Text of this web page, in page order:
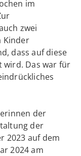
im
zwei
Kinder
dass auf diese
wird. Das war für
der
der
2023 auf dem
2024 am